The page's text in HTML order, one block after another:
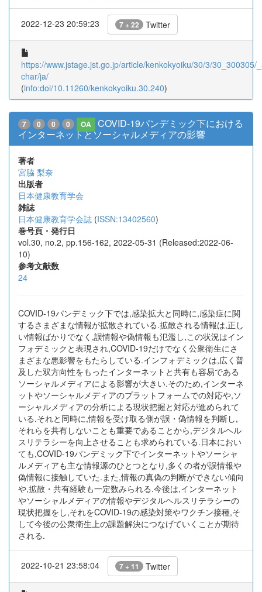
2022-12-23 20:59:23 7 + 22 Twitter
https://www.jstage.jst.go.jp/article/kenkokyoiku/30/3/30_300305/
char/ja/
(info:doi/10.11260/kenkokyoiku.30.240)
7 0 0 0 OA
COVID-19パンデミック下における
インターネットとソーシャルメディアの影響
著者
宮脇 梨奈
出版者
日本健康教育学会
雑誌
日本健康教育学会誌 (ISSN:13402560)
巻号頁・発行日
vol.30, no.2, pp.156-162, 2022-05-31 (Released:2022-06-
10)
参考文献数
24
COVID-19パンデミック下では,感染拡大と同時に,感染症に関
するさまざまな情報が拡散されている.拡散される情報は,正し
い情報ばかりでなく,誤情報や偽情報も氾濫し,この状況はイン
フォデミックと表現され,COVID-19だけでなく公衆衛生にさ
まざまな悪影響をもたらしている.インフォデミックは,広く普
及した双方向性をもったインターネットと共有も容易である
ソーシャルメディアによる影響が大きい.そのため,インターネ
ットやソーシャルメディアのプラットフォームでの対応や,ソ
ーシャルメディアの分析による現状把握と対応が進められて
いる.それと同時に,情報を受け取る側が誤・偽情報を判断し,
それらを共有しないことも重要であることから,デジタルヘル
スリテラシーを向上させることも求められている.日本におい
ても,COVID-19パンデミック下でインターネットやソーシャ
ルメディアも主な情報源のひとつとなり,多くの者が誤情報や
偽情報に接触していた.また,情報の真偽の判断ができない傾向
や,拡散・共有経験も一定数みられる.今後は,インターネット
やソーシャルメディアの情報やデジタルヘルスリテラシーの
現状把握をし,それをCOVID-19の感染対策やワクチン接種,そ
して今後の公衆衛生上の課題解決につなげていくことが期待
される.
2022-10-21 23:58:04 7 + 11 Twitter